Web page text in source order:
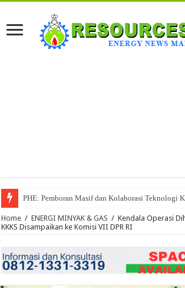
PHE: Pemboran Masif dan Kolaborasi Teknologi
Home / ENERGI MINYAK & GAS / Kendala Operasi
KKKS Disampaikan ke Komisi VII DPR RI